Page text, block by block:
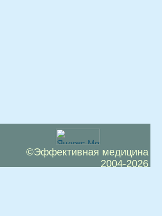
©Эффективная медицина
2004-2026